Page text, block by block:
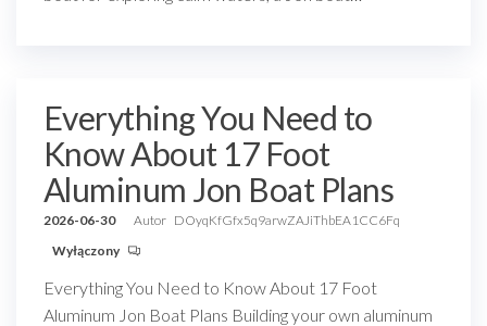
Everything You Need to
Know About 17 Foot
Aluminum Jon Boat Plans
2026-06-30 Autor DOyqKfGfx5q9arwZAJiThbEA1CC6Fq
Wyłączony
Everything You Need to Know About 17 Foot
Aluminum Jon Boat Plans Building your own aluminum